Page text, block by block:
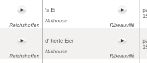
Reichshoffen
's Ei
Mulhouse
Ribeauvillé
Reichshoffen
d' herte Eier
Mulhouse
Ribeauvillé